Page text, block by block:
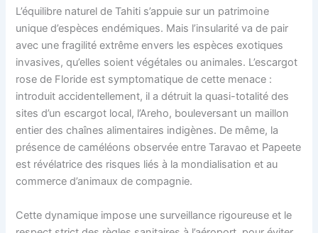
L’équilibre naturel de Tahiti s’appuie sur un patrimoine
unique d’espèces endémiques. Mais l’insularité va de pair
avec une fragilité extrême envers les espèces exotiques
invasives, qu’elles soient végétales ou animales. L’escargot
rose de Floride est symptomatique de cette menace :
introduit accidentellement, il a détruit la quasi-totalité des
sites d’un escargot local, l’Areho, bouleversant un maillon
entier des chaînes alimentaires indigènes. De même, la
présence de caméléons observée entre Taravao et Papeete
est révélatrice des risques liés à la mondialisation et au
commerce d’animaux de compagnie.
Cette dynamique impose une surveillance rigoureuse et le